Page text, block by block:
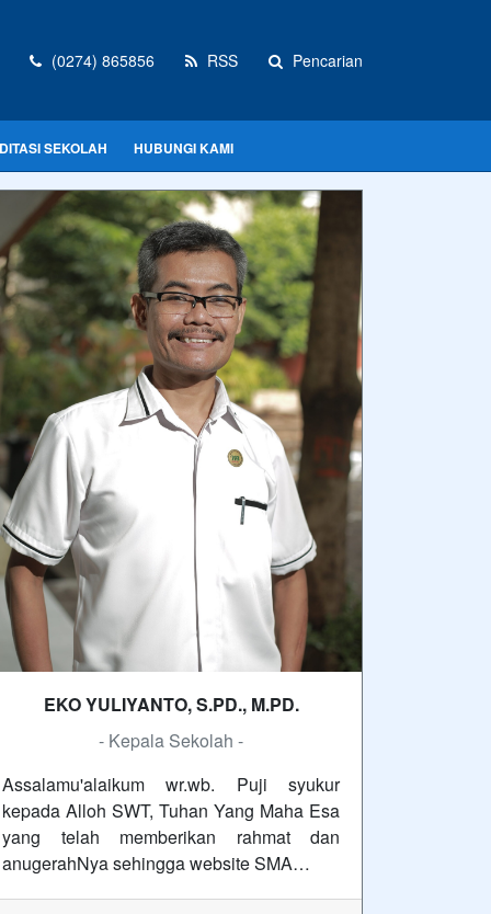
(0274) 865856 RSS Pencarian
SEKOLAH HUBUNGI KAMI
EKO YULIYANTO, S.PD., M.PD.
- Kepala Sekolah -
Assalamu'alaikum wr.wb. Puji syukur
kepada Alloh SWT, Tuhan Yang Maha Esa
yang telah memberikan rahmat dan
anugerahNya sehingga website SMA…